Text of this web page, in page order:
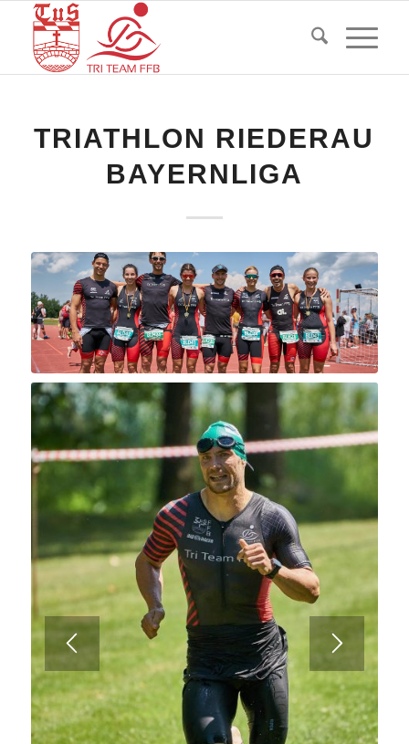
TRIATHLON RIEDERAU
BAYERNLIGA